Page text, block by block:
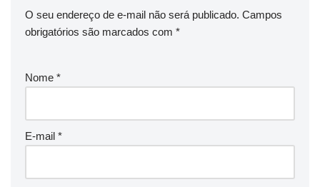
O seu endereço de e-mail não será publicado. Campos
obrigatórios são marcados com *
Nome *
E-mail *